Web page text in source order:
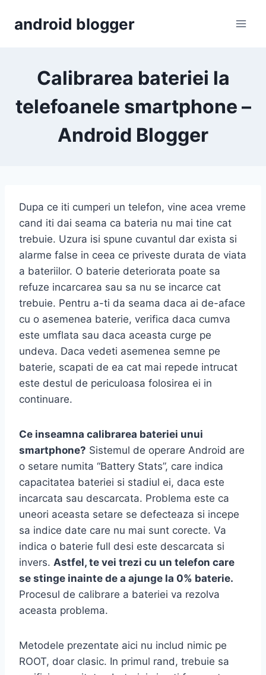
android blogger
Calibrarea bateriei la
telefoanele smartphone –
Android Blogger
Dupa ce iti cumperi un telefon, vine acea vreme
cand iti dai seama ca bateria nu mai tine cat
trebuie. Uzura isi spune cuvantul dar exista si
alarme false in ceea ce priveste durata de viata
a bateriilor. O baterie deteriorata poate sa
refuze incarcarea sau sa nu se incarce cat
trebuie. Pentru a-ti da seama daca ai de-aface
cu o asemenea baterie, verifica daca cumva
este umflata sau daca aceasta curge pe
undeva. Daca vedeti asemenea semne pe
baterie, scapati de ea cat mai repede intrucat
este destul de periculoasa folosirea ei in
continuare.
Ce inseamna calibrarea bateriei unui
smartphone? Sistemul de operare Android are
o setare numita “Battery Stats”, care indica
capacitatea bateriei si stadiul ei, daca este
incarcata sau descarcata. Problema este ca
uneori aceasta setare se defecteaza si incepe
sa indice date care nu mai sunt corecte. Va
indica o baterie full desi este descarcata si
invers. Astfel, te vei trezi cu un telefon care
se stinge inainte de a ajunge la 0% baterie.
Procesul de calibrare a bateriei va rezolva
aceasta problema.
Metodele prezentate aici nu includ nimic pe
ROOT, doar clasic. In primul rand, trebuie sa